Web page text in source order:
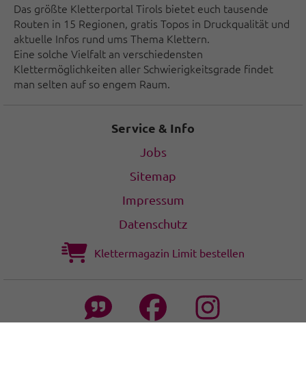
Das größte Kletterportal Tirols bietet euch tausende
Routen in 15 Regionen, gratis Topos in Druckqualität und
aktuelle Infos rund ums Thema Klettern.
Eine solche Vielfalt an verschiedensten
Klettermöglichkeiten aller Schwierigkeitsgrade findet
man selten auf so engem Raum.
Service & Info
Jobs
Sitemap
Impressum
Datenschutz
Klettermagazin Limit bestellen